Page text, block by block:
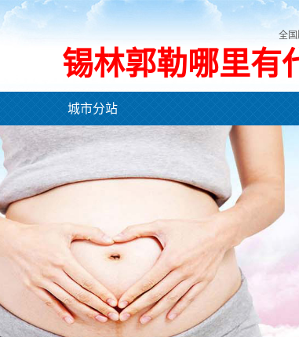
全国
锡林郭勒哪里有
城市分站